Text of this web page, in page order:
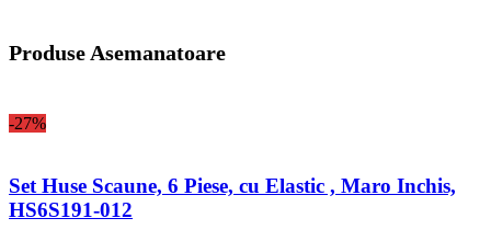
Produse Asemanatoare
-27%
Set Huse Scaune, 6 Piese, cu Elastic , Maro Inchis,
HS6S191-012